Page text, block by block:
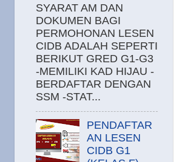
SYARAT AM DAN
DOKUMEN BAGI
PERMOHONAN LESEN
CIDB ADALAH SEPERTI
BERIKUT GRED G1-G3
-MEMILIKI KAD HIJAU -
BERDAFTAR DENGAN
SSM -STAT...
PENDAFTAR
AN LESEN
CIDB G1